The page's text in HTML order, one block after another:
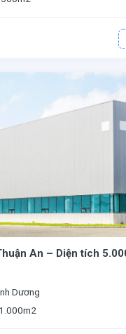
An – Diện tích
Dương